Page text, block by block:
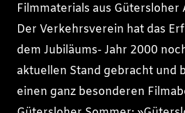
Filmmaterials aus
Der Verkehrsverein hat das
dem Jubiläums- Jahr 2000
aktuellen Stand gebracht und
einen ganz besonderen